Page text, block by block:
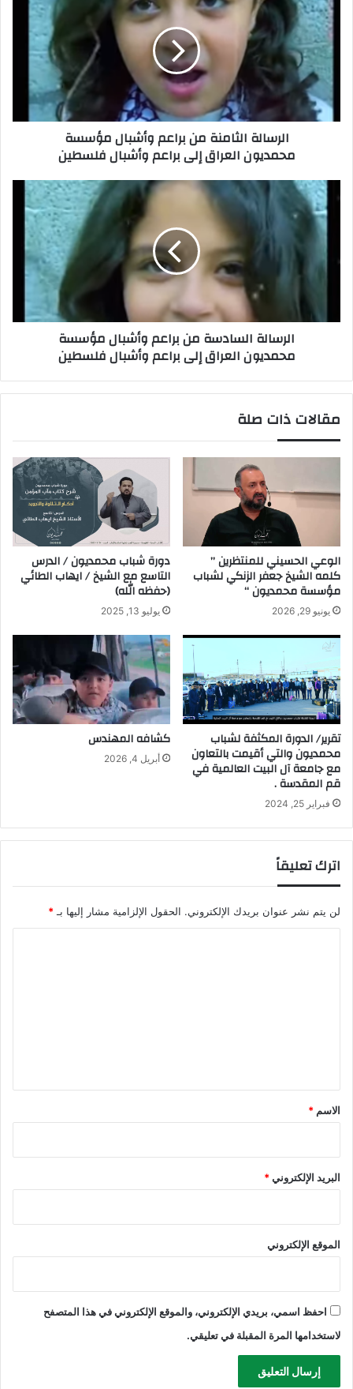
الرسالة الثامنة من براعم وأشبال مؤسسة
محمديون العراق إلى براعم وأشبال فلسطين
الرسالة السادسة من براعم وأشبال مؤسسة
محمديون العراق إلى براعم وأشبال فلسطين
مقالات ذات صلة
الوعي الحسيني للمنتظرين ”
كلمه الشيخ جعفر الزنكي لشباب
مؤسسة محمديون “
يونيو 29, 2026
دورة شباب محمديون / الدرس
التاسع مع الشيخ / ايهاب الطائي
(حفظه الله)
يوليو 13, 2025
تقرير/ الدورة المكثفة لشباب
محمديون والتي أقيمت بالتعاون
مع جامعة آل البيت العالمية في
قم المقدسة .
فبراير 25, 2024
كشافه المهندس
أبريل 4, 2026
اترك تعليقاً
لن يتم نشر عنوان بريدك الإلكتروني. الحقول الإلزامية مشار إليها بـ *
*
الاسم *
البريد الإلكتروني*
الموقع الإلكتروني
احفظ اسمي، بريدي الإلكتروني، والموقع الإلكتروني في هذا المتصفح
لاستخدامها المرة المقبلة في تعليقي.